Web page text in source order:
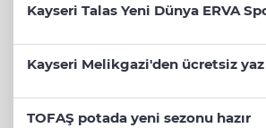
Kayseri Talas Yeni Dünya ERVA
Kayseri Melikgazi'den ücretsiz yaz
TOFAŞ potada yeni sezonu hazır